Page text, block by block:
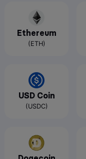
Ethereum
(ETH)
USD Coin
(USDC)